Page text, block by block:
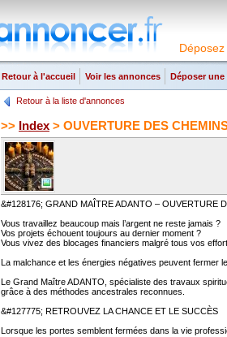
Retour à l'accueil Voir les annonces Déposer une
Retour à la liste d'annonces
>> Index > OUVERTURE DES
&#128176; GRAND MAÎTRE ADANTO – OUVERTURE
Vous travaillez beaucoup mais l’argent ne reste jamais ?
Vos projets échouent toujours au dernier moment ?
Vous vivez des blocages financiers malgré tous vos
La malchance et les énergies négatives peuvent fermer
Le Grand Maître ADANTO, spécialiste des travaux
grâce à des méthodes ancestrales reconnues.
&#127775; RETROUVEZ LA CHANCE ET LE SUCCÈS
Lorsque les portes semblent fermées dans la vie